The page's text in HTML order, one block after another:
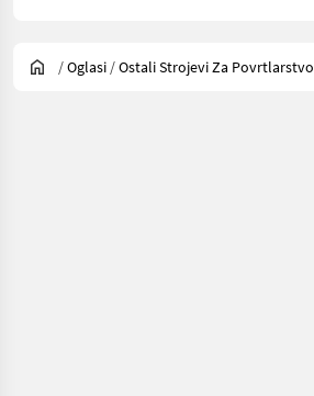
/Oglasi /Ostali Strojevi Za Povrtlarstvo